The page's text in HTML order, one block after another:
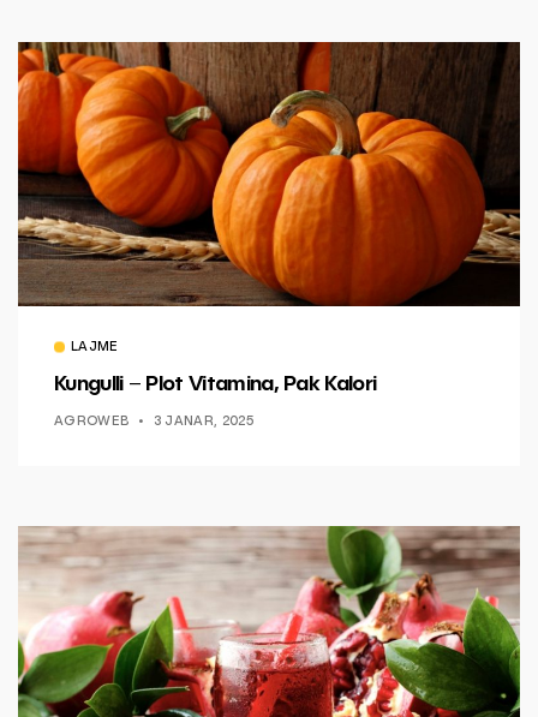
LAJME
Kungulli – Plot Vitamina, Pak Kalori
AGROWEB 3 JANAR, 2025